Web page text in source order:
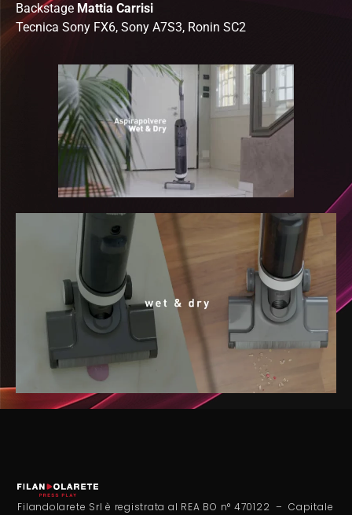
Backstage Mattia Carrisi
Tecnica Sony FX6, Sony A7S3, Ronin SC2
Filandolarete Srl è registrata al REA BO n° 470122 – Capitale